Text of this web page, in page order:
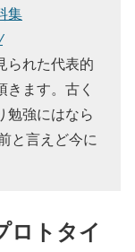
集
られた代表的
ます。古く
勉強にはなら
と言えど今に
ロトタイ